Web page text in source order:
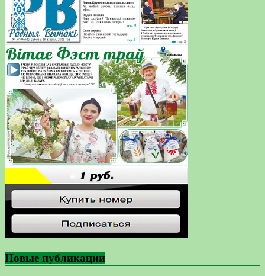
Новые публикации